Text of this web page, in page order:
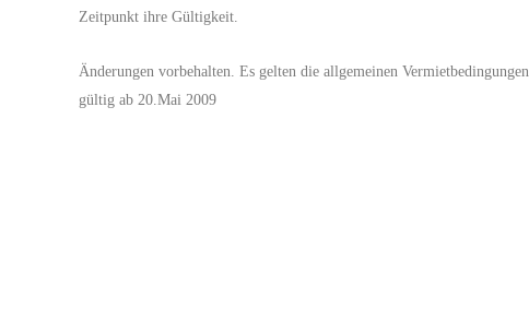
Zeitpunkt ihre Gültigkeit.
Änderungen vorbehalten. Es gelten die allgemeinen Vermietbedingungen.
gültig ab 20.Mai 2009